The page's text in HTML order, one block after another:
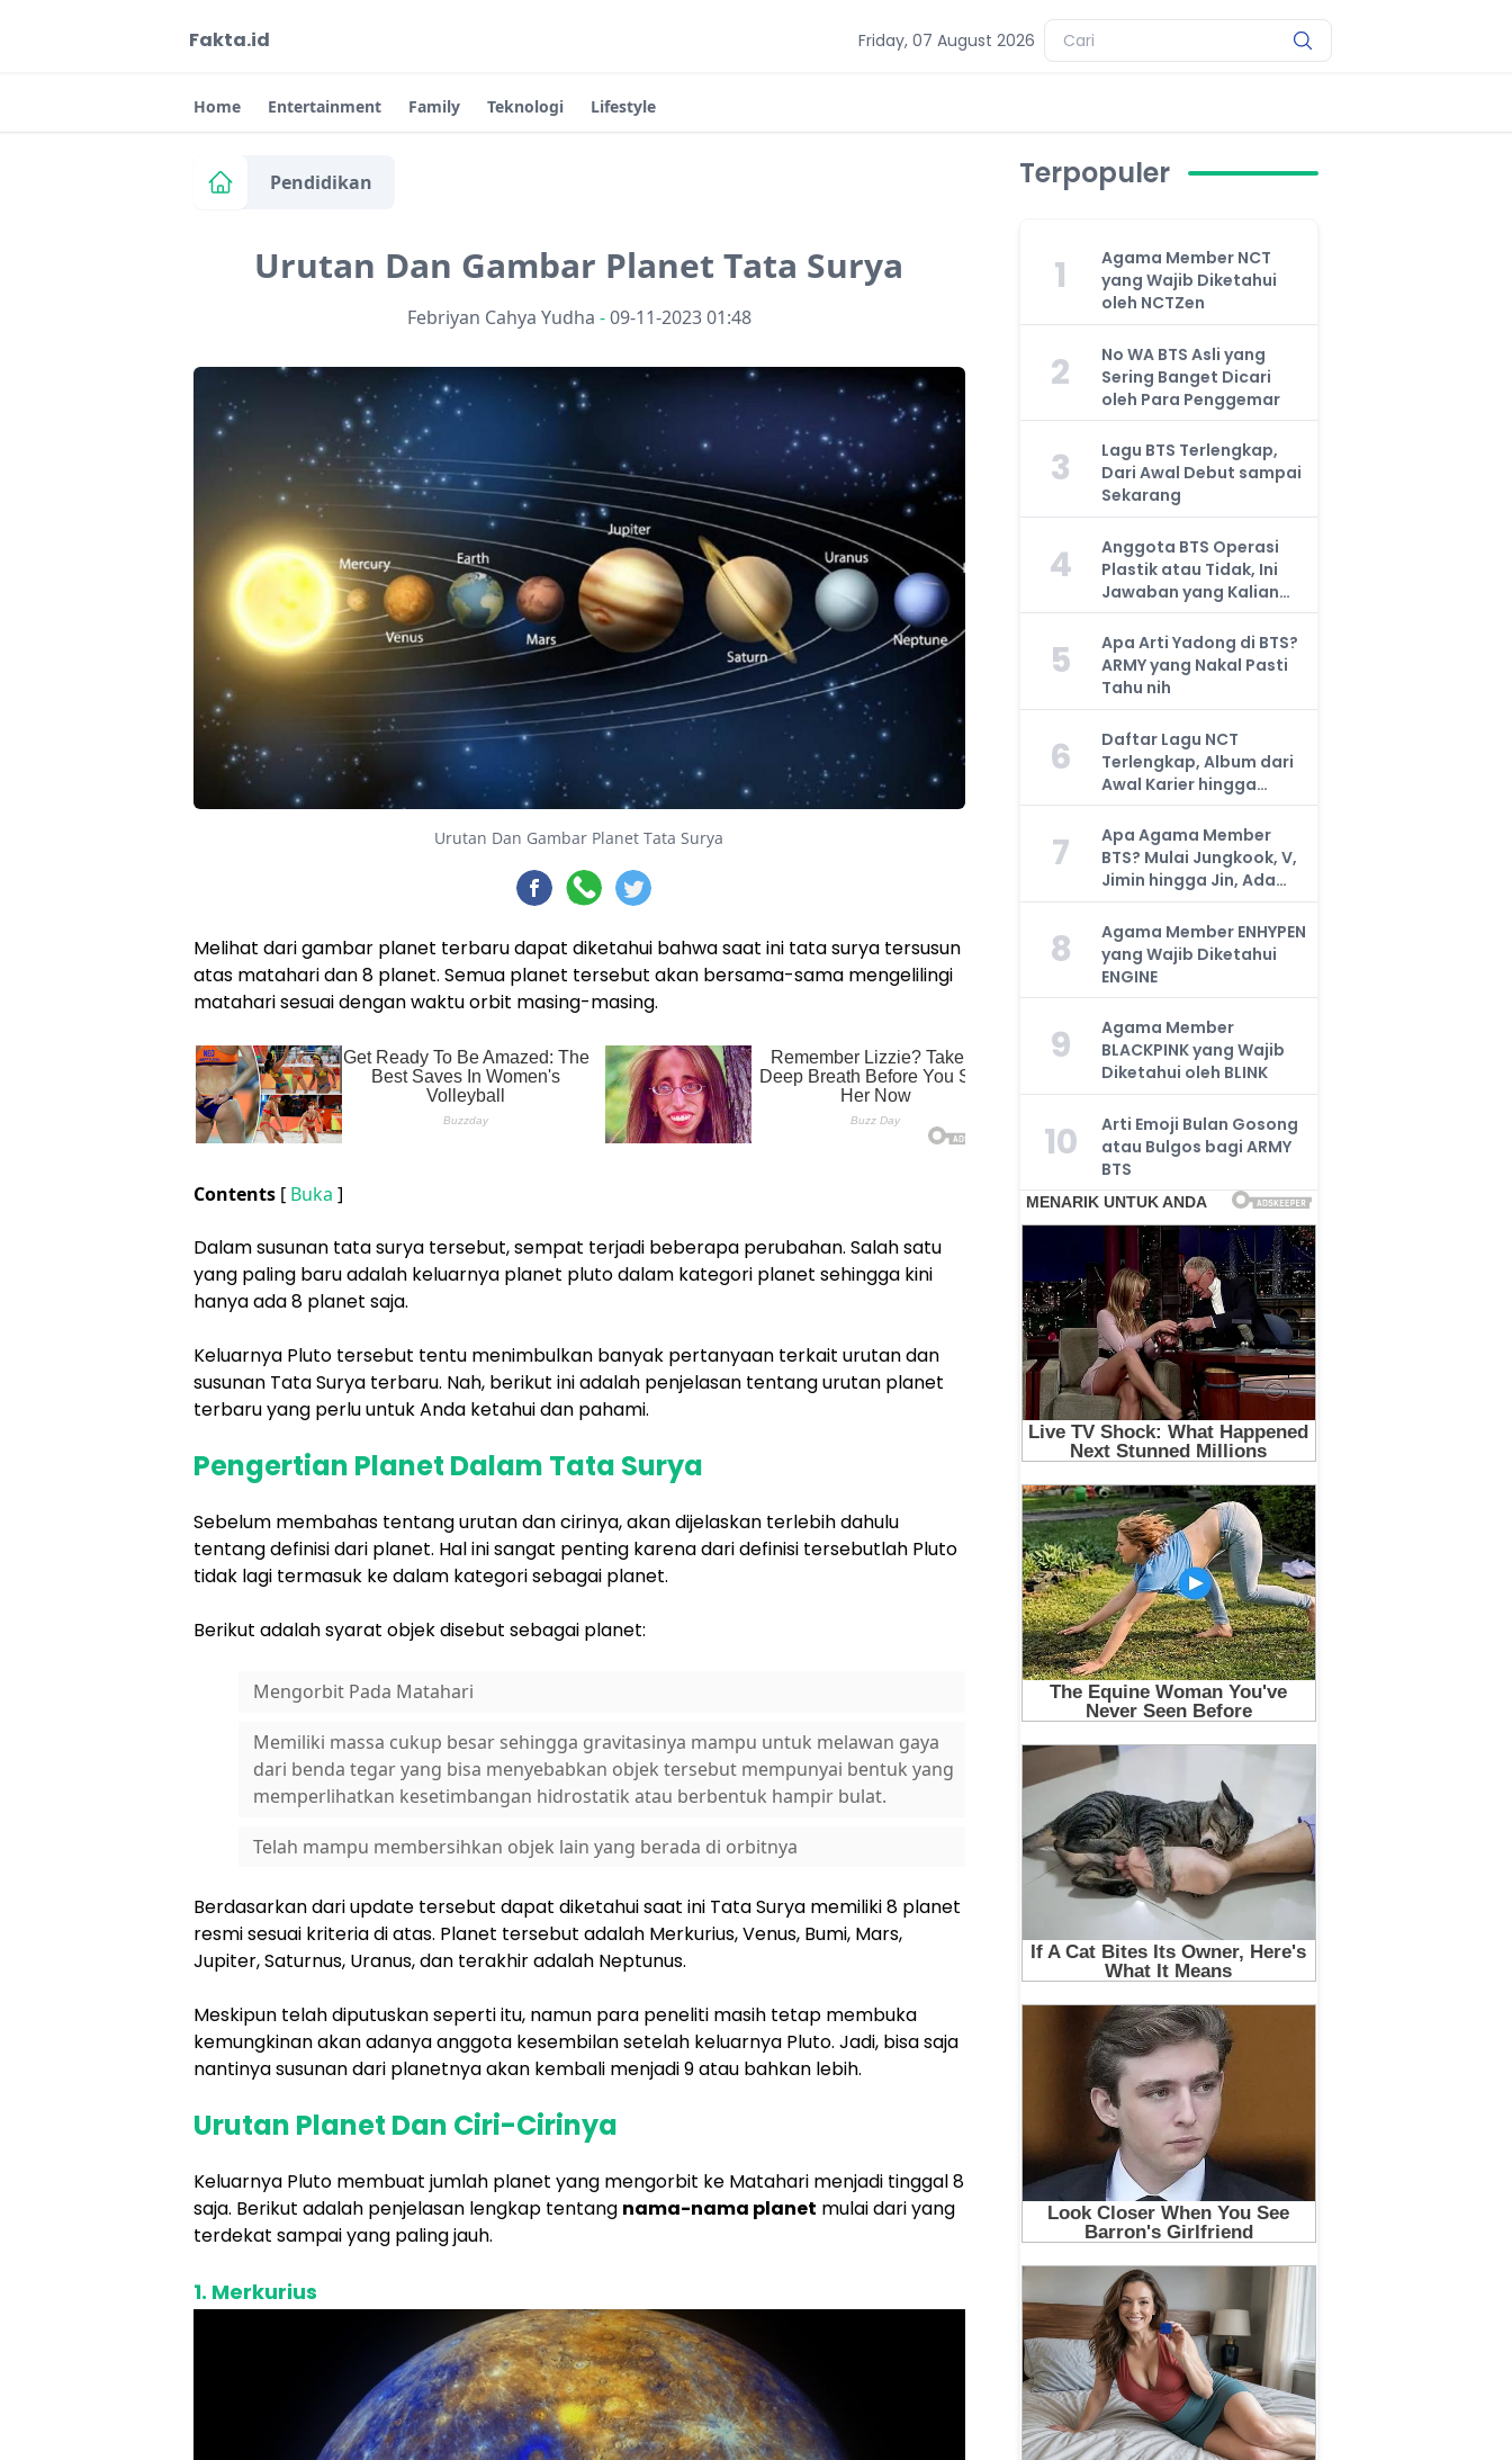
Fakta.id Friday, 07 August 2026
Home Entertainment Family Teknologi Lifestyle
Pendidikan
Urutan Dan Gambar Planet Tata Surya
Febriyan Cahya Yudha -09-11-2023 01:48
Urutan Dan Gambar Planet Tata Surya
Melihat dari gambar planet terbaru dapat diketahui bahwa saat ini tata surya tersusun
atas matahari dan 8 planet. Semua planet tersebut akan bersama-sama mengelilingi
matahari sesuai dengan waktu orbit masing-masing.
Contents [ Buka ]
Dalam susunan tata surya tersebut, sempat terjadi beberapa perubahan. Salah satu
yang paling baru adalah keluarnya planet pluto dalam kategori planet sehingga kini
hanya ada 8 planet saja.
Keluarnya Pluto tersebut tentu menimbulkan banyak pertanyaan terkait urutan dan
susunan Tata Surya terbaru. Nah, berikut ini adalah penjelasan tentang urutan planet
terbaru yang perlu untuk Anda ketahui dan pahami.
Pengertian Planet Dalam Tata Surya
Sebelum membahas tentang urutan dan cirinya, akan dijelaskan terlebih dahulu
tentang definisi dari planet. Hal ini sangat penting karena dari definisi tersebutlah Pluto
tidak lagi termasuk ke dalam kategori sebagai planet.
Berikut adalah syarat objek disebut sebagai planet:
Mengorbit Pada Matahari
Memiliki massa cukup besar sehingga gravitasinya mampu untuk melawan gaya
dari benda tegar yang bisa menyebabkan objek tersebut mempunyai bentuk yang
memperlihatkan kesetimbangan hidrostatik atau berbentuk hampir bulat.
Telah mampu membersihkan objek lain yang berada di orbitnya
Berdasarkan dari update tersebut dapat diketahui saat ini Tata Surya memiliki 8 planet
resmi sesuai kriteria di atas. Planet tersebut adalah Merkurius, Venus, Bumi, Mars,
Jupiter, Saturnus, Uranus, dan terakhir adalah Neptunus.
Meskipun telah diputuskan seperti itu, namun para peneliti masih tetap membuka
kemungkinan akan adanya anggota kesembilan setelah keluarnya Pluto. Jadi, bisa saja
nantinya susunan dari planetnya akan kembali menjadi 9 atau bahkan lebih.
Urutan Planet Dan Ciri-Cirinya
Keluarnya Pluto membuat jumlah planet yang mengorbit ke Matahari menjadi tinggal 8
saja. Berikut adalah penjelasan lengkap tentang nama-nama planet mulai dari yang
terdekat sampai yang paling jauh.
1. Merkurius
Terpopuler
1
Agama Member NCT
yang Wajib Diketahui
oleh NCTZen
2
No WA BTS Asli yang
Sering Banget Dicari
oleh Para Penggemar
3
Lagu BTS Terlengkap,
Dari Awal Debut sampai
Sekarang
4
Anggota BTS Operasi
Plastik atau Tidak, Ini
Jawaban yang Kalian
Cari
5
Apa Arti Yadong di BTS?
ARMY yang Nakal Pasti
Tahu nih
6
Daftar Lagu NCT
Terlengkap, Album dari
Awal Karier hingga
Sekarang
7
Apa Agama Member
BTS? Mulai Jungkook, V,
Jimin hingga Jin, Ada
yang Atheis
8
Agama Member ENHYPEN
yang Wajib Diketahui
ENGINE
9
Agama Member
BLACKPINK yang Wajib
Diketahui oleh BLINK
10
Arti Emoji Bulan Gosong
atau Bulgos bagi ARMY
BTS